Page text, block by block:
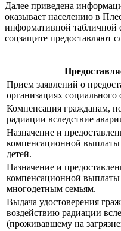
Далее приведена
оказывает населению в
информативной табличной
соцзащите предоставляют
Прием заявлений о
организациях
Компенсация гражданам,
радиации вследствие
Назначение и
компенсационной
детей.
Назначение и
компенсационной выплаты
многодетным семьям.
Выдача удостоверения
воздействию радиации
(проживавшему на